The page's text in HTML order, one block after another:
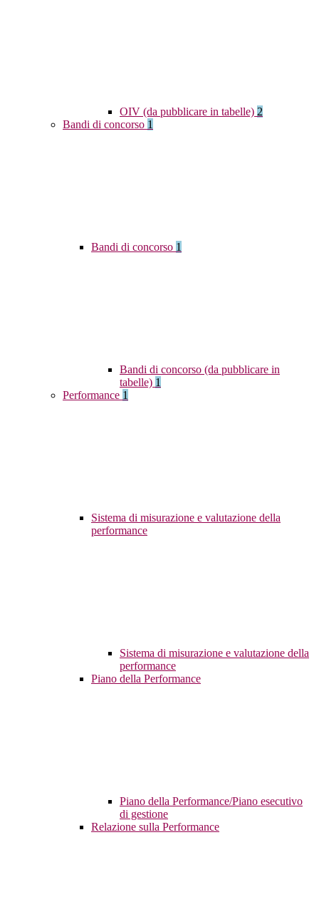
OIV (da pubblicare in tabelle) 2
Bandi di concorso 1
Bandi di concorso 1
Bandi di concorso (da pubblicare in
tabelle) 1
Performance 1
Sistema di misurazione e valutazione della
performance
Sistema di misurazione e valutazione della
performance
Piano della Performance
Piano della Performance/Piano esecutivo
di gestione
Relazione sulla Performance